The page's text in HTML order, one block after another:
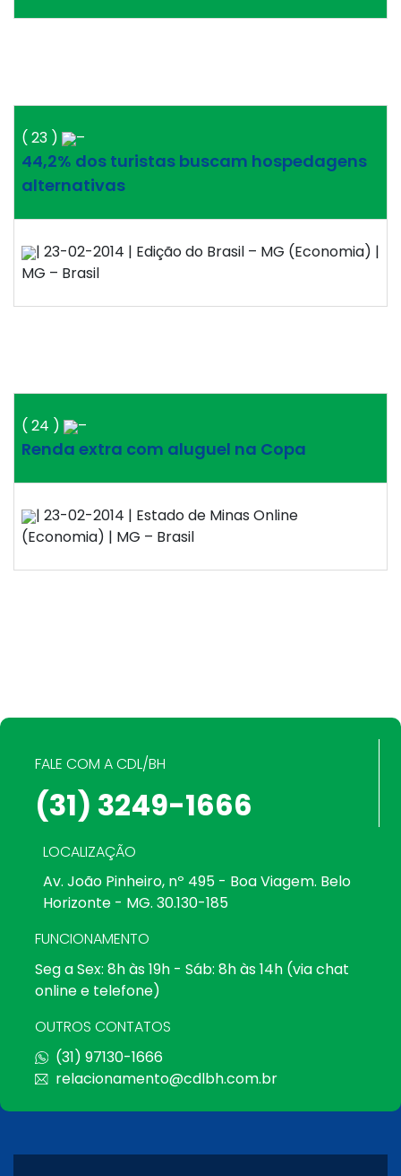
( 23 ) –
44,2% dos turistas buscam hospedagens
alternativas
| 23-02-2014 | Edição do Brasil – MG (Economia) |
MG – Brasil
( 24 ) –
Renda extra com aluguel na Copa
| 23-02-2014 | Estado de Minas Online
(Economia) | MG – Brasil
FALE COM A CDL/BH
(31) 3249-1666
LOCALIZAÇÃO
Av. João Pinheiro, nº 495 - Boa Viagem. Belo
Horizonte - MG. 30.130-185
FUNCIONAMENTO
Seg a Sex: 8h às 19h - Sáb: 8h às 14h (via chat
online e telefone)
OUTROS CONTATOS
(31) 97130-1666
relacionamento@cdlbh.com.br